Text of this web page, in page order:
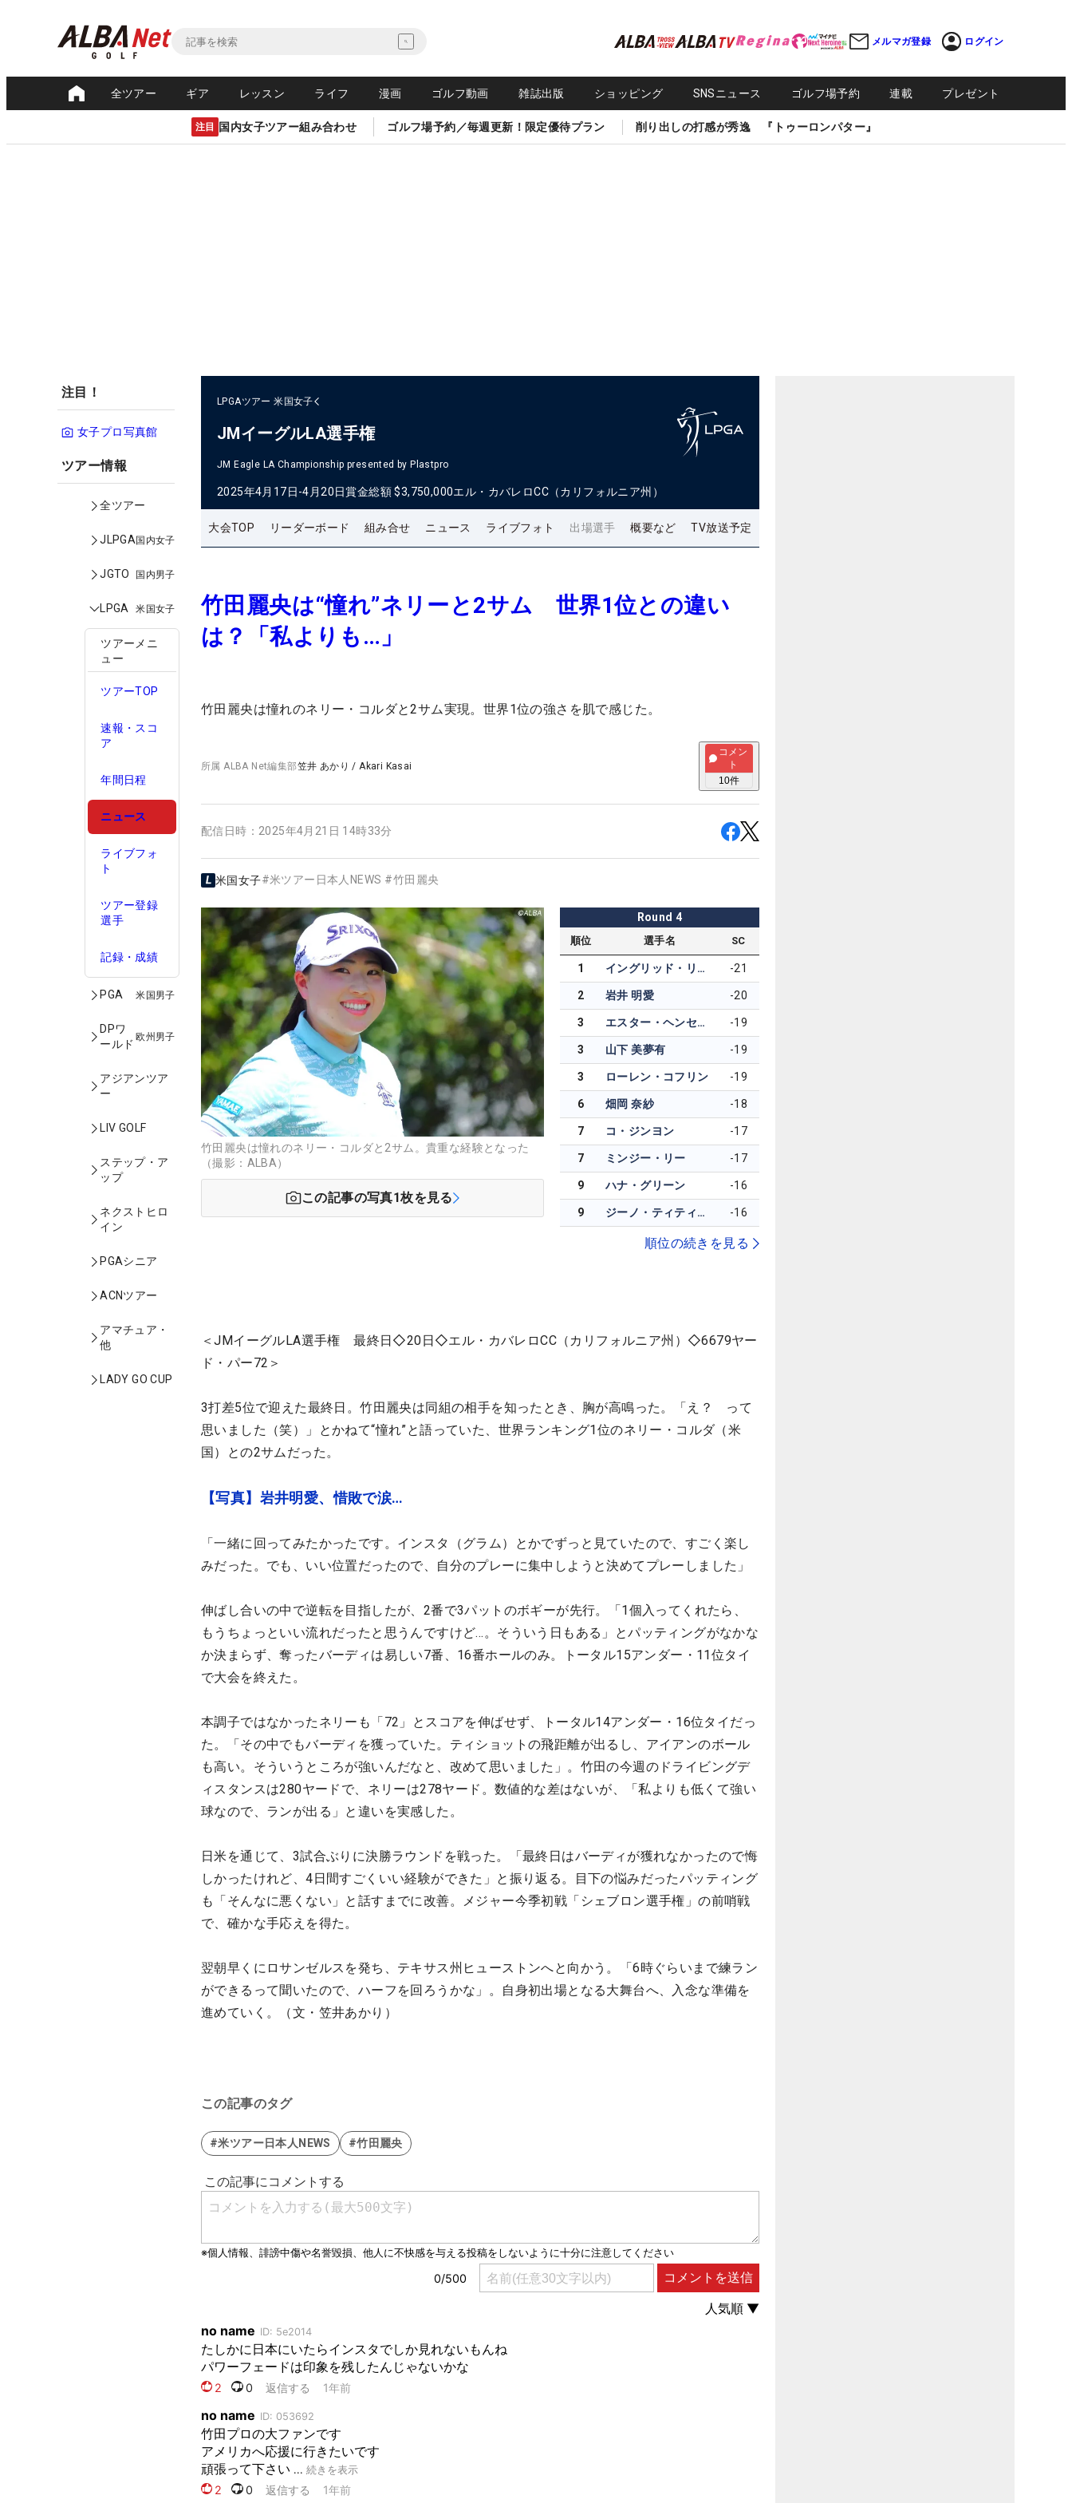
メルマガ登録 ログイン
全ツアー ギア レッスン ライフ 漫画 ゴルフ動画 雑誌出版 ショッピング SNSニュース ゴルフ場予約 連載 プレゼント
注目 国内女子ツアー組み合わせ ゴルフ場予約／毎週更新！限定優待プラン 削り出しの打感が秀逸 『トゥーロンパター』
注目！
女子プロ写真館
ツアー情報
全ツアー
JLPGA国内女子
JGTO 国内男子
LPGA 米国女子
ツアーメニ
ュー
ツアーTOP
速報・スコ
ア
年間日程
ニュース
ライブフォ
ト
ツアー登録
選手
記録・成績
PGA 米国男子
DPワ
ールド
欧州男子
アジアンツア
ー
LIV GOLF
ステップ・ア
ップ
ネクストヒロ
イン
PGAシニア
ACNツアー
アマチュア・
他
LADY GO CUP
LPGAツアー 米国女子
JMイーグルLA選手権
JM Eagle LA Championship presented by Plastpro
2025年4月17日-4月20日賞金総額 $3,750,000エル・カバレロCC（カリフォルニア州）
大会TOP リーダーボード 組み合せ ニュース ライブフォト 出場選手 概要など TV放送予定
竹田麗央は“憧れ”ネリーと2サム 世界1位との違い
は？「私よりも…」
竹田麗央は憧れのネリー・コルダと2サム実現。世界1位の強さを肌で感じた。
所属ALBA Net編集部笠井 あかり /Akari Kasai
コメン
ト
10件
配信日時： 2025年4月21日 14時33分
米国女子#米ツアー日本人NEWS #竹田麗央
竹田麗央は憧れのネリー・コルダと2サム。貴重な経験となった
（撮影：ALBA）
この記事の写真1枚を見る
Round 4
順位 選手名 SC
1 イングリッド・リンドブラト -21
2 岩井 明愛 -20
3 エスター・ヘンセライト -19
3 山下 美夢有 -19
3 ローレン・コフリン -19
6 畑岡 奈紗 -18
7 コ・ジンヨン -17
7 ミンジー・リー -17
9 ハナ・グリーン -16
9 ジーノ・ティティクル -16
順位の続きを見る
＜JMイーグルLA選手権 最終日◇20日◇エル・カバレロCC（カリフォルニア州）◇6679ヤー
ド・パー72＞
3打差5位で迎えた最終日。竹田麗央は同組の相手を知ったとき、胸が高鳴った。「え？ って
思いました（笑）」とかねて“憧れ”と語っていた、世界ランキング1位のネリー・コルダ（米
国）との2サムだった。
【写真】岩井明愛、惜敗で涙…
「一緒に回ってみたかったです。インスタ（グラム）とかでずっと見ていたので、すごく楽し
みだった。でも、いい位置だったので、自分のプレーに集中しようと決めてプレーしました」
伸ばし合いの中で逆転を目指したが、2番で3パットのボギーが先行。「1個入ってくれたら、
もうちょっといい流れだったと思うんですけど…。そういう日もある」とパッティングがなかな
か決まらず、奪ったバーディは易しい7番、16番ホールのみ。トータル15アンダー・11位タイ
で大会を終えた。
本調子ではなかったネリーも「72」とスコアを伸ばせず、トータル14アンダー・16位タイだっ
た。「その中でもバーディを獲っていた。ティショットの飛距離が出るし、アイアンのボール
も高い。そういうところが強いんだなと、改めて思いました」。竹田の今週のドライビングデ
ィスタンスは280ヤードで、ネリーは278ヤード。数値的な差はないが、「私よりも低くて強い
球なので、ランが出る」と違いを実感した。
日米を通じて、3試合ぶりに決勝ラウンドを戦った。「最終日はバーディが獲れなかったので悔
しかったけれど、4日間すごくいい経験ができた」と振り返る。目下の悩みだったパッティング
も「そんなに悪くない」と話すまでに改善。メジャー今季初戦「シェブロン選手権」の前哨戦
で、確かな手応えを得た。
翌朝早くにロサンゼルスを発ち、テキサス州ヒューストンへと向かう。「6時ぐらいまで練ラン
ができるって聞いたので、ハーフを回ろうかな」。自身初出場となる大舞台へ、入念な準備を
進めていく。（文・笠井あかり）
この記事のタグ
#米ツアー日本人NEWS #竹田麗央